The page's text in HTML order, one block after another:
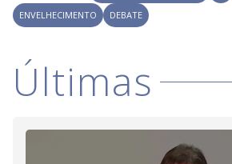
ENVELHECIMENTO
DEBATE
Últimas